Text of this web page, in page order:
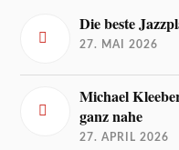
Die beste
27. MAI 2026
Michael
ganz nahe
27. APRIL 2026